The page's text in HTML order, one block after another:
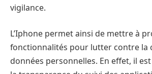
vigilance.
L’Iphone permet ainsi de mettre à
fonctionnalités pour lutter contre la
données personnelles. En effet, il